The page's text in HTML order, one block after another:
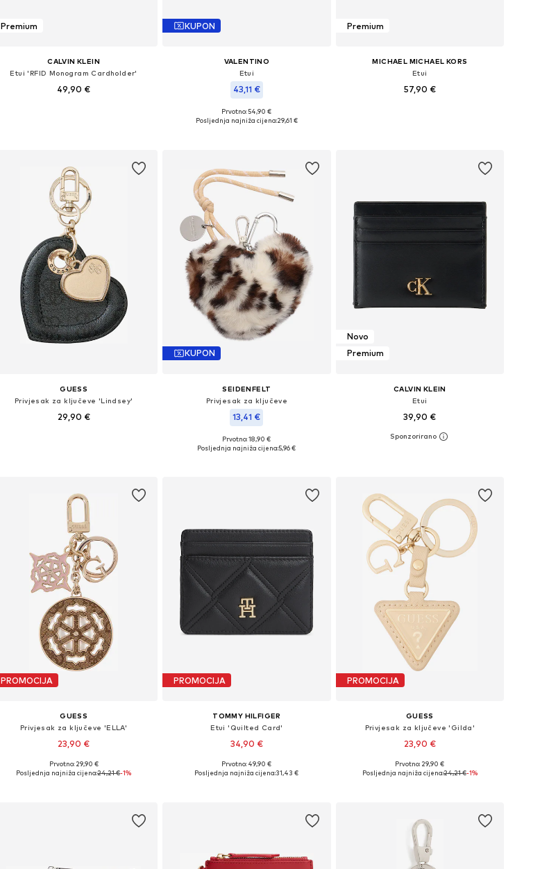
Premium
CALVIN KLEIN
Etui 'RFID Monogram Cardholder'
49,90 €
KUPON
VALENTINO
Etui
43,11 €
Dostupne veličine: One Size
Prvotno: 54,90 €
Posljednja najniža cijena:29,61 €
Premium
MICHAEL MICHAEL KORS
Etui
57,90 €
GUESS
Privjesak za ključeve 'Lindsey'
29,90 €
KUPON
SEIDENFELT
Privjesak za ključeve
13,41 €
Dostupne veličine: One Size
Prvotno: 18,90 €
Posljednja najniža cijena:5,96 €
Novo
Premium
CALVIN KLEIN
Etui
39,90 €
Dostupne veličine: One Size
PROMOCIJA
GUESS
Privjesak za ključeve 'ELLA'
23,90 €
Dostupne veličine: One Size
Prvotno: 29,90 €
Posljednja najniža cijena:24,21 €-1%
PROMOCIJA
TOMMY HILFIGER
Etui 'Quilted Card'
34,90 €
Dostupne veličine: One Size
Prvotno: 49,90 €
Posljednja najniža cijena:31,43 €
PROMOCIJA
GUESS
Privjesak za ključeve 'Gilda'
23,90 €
Dostupne veličine: One Size
Prvotno: 29,90 €
Posljednja najniža cijena:24,21 €-1%